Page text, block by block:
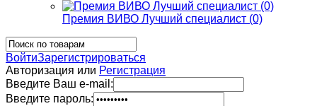
Премия ВИВО Лучший специалист (0)
ВойтиЗарегистрироваться
Авторизация или Регистрация
Введите Ваш e-mail:
Введите пароль: